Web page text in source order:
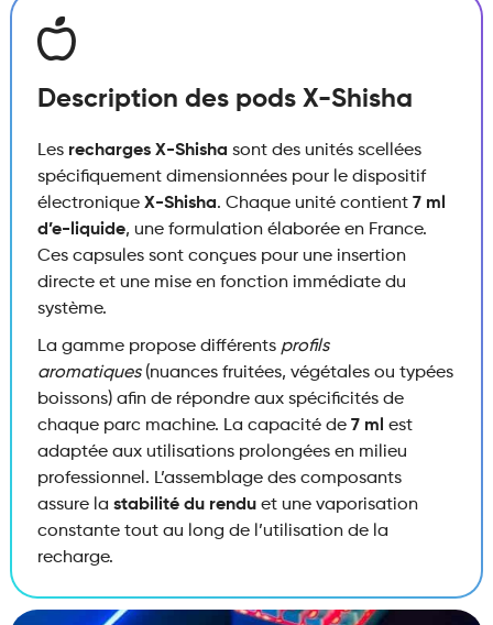
Description des pods X-Shisha
Les recharges X-Shisha sont des unités scellées
spécifiquement dimensionnées pour le dispositif
électronique X-Shisha. Chaque unité contient 7 ml
d’e-liquide, une formulation élaborée en France.
Ces capsules sont conçues pour une insertion
directe et une mise en fonction immédiate du
système.
La gamme propose différents profils
aromatiques(nuances fruitées, végétales ou typées
boissons) afin de répondre aux spécificités de
chaque parc machine. La capacité de 7 ml est
adaptée aux utilisations prolongées en milieu
professionnel. L’assemblage des composants
assure la stabilité du renduet une vaporisation
constante tout au long de l’utilisation de la
recharge.